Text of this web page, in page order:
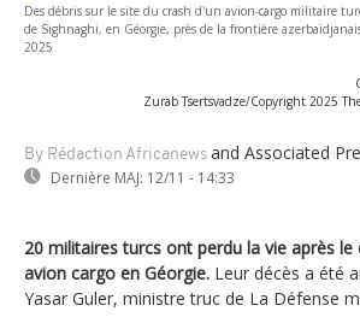
Des débris sur le site du crash d'un avion-cargo militaire
de Sighnaghi, en Géorgie, près de la frontière
2025
Zurab Tsertsvadze/Copyright 2025
By Rédaction Africanews and Associated
Dernière MAJ: 12/11 - 14:33
20 militaires turcs ont perdu la vie après le
avion cargo en Géorgie. Leur décès a été
Yasar Guler, ministre truc de La Défense